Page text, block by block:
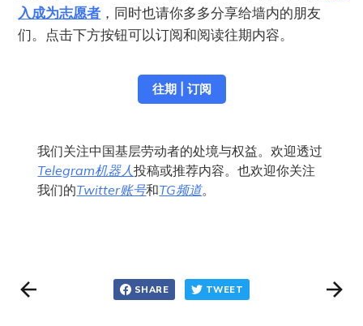
入成为志愿者 ，同时也请你多多分享给墙内的朋友
们。点击下方按钮可以订阅和阅读往期内容。
往期 | 订阅
我们关注中国基层劳动者的处境与权益。欢迎透过
Telegram机器人投稿或推荐内容。也欢迎你关注
我们的Twitter账号和TG频道。
SHARE TWEET